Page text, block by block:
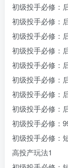
初级投手必修：
初级投手必修：
初级投手必修：
初级投手必修：
初级投手必修：
初级投手必修：
初级投手必修：
初级投手必修：
初级投手必修：
初级投手必修：
高投产玩法1